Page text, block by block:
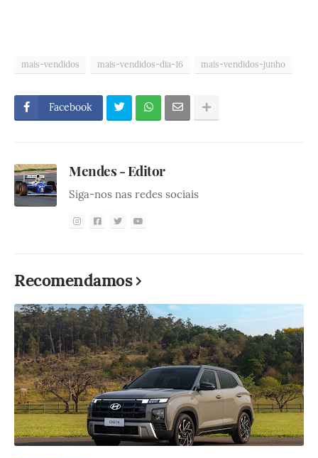
mais-vendidos mais-vendidos-dia-16 mais-vendidos-junho
Facebook
Mendes - Editor
Siga-nos nas redes sociais
Recomendamos